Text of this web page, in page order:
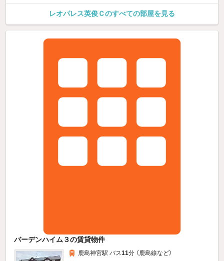
レオパレス英俊Ｃのすべての部屋を見る
バーデンハイム３の賃貸物件
鹿島神宮駅 バス11分 （鹿島線など）